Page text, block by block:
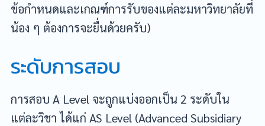
ข้อกำหนดและเกณฑ์การรับของแต่ละมหาวิทยาลัยที่
น้อง ๆ ต้องการจะยื่นด้วยครับ)
ระดับการสอบ
การสอบ A Level จะถูกแบ่งออกเป็น 2 ระดับใน
แต่ละวิชา ได้แก่ AS Level (Advanced Subsidiary